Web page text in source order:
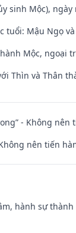
sinh Mộc),
tuổi: Mậu Ngọ
Mộc, ngoại
Thìn và Thân
- Không
nên tiến
hành sự thành